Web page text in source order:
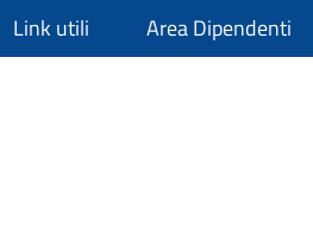
Link utili Area Dipendenti